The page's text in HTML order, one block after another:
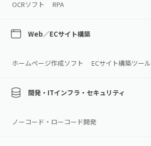
OCRソフト
RPA
Web／ECサイト構築
ホームページ作成ソフト ECサイト構築ツール
開発・ITインフラ・セキュリティ
ノーコード・ローコード開発